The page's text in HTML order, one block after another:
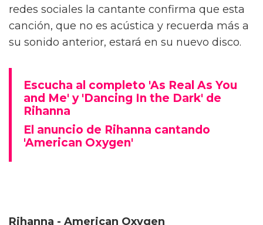
redes sociales la cantante confirma que esta
canción, que no es acústica y recuerda más a
su sonido anterior, estará en su nuevo disco.
Escucha al completo 'As Real As You
and Me' y 'Dancing In the Dark' de
Rihanna
El anuncio de Rihanna cantando
'American Oxygen'
Rihanna - American Oxygen